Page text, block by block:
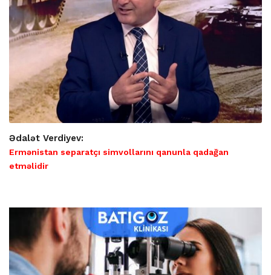
Ədalət Verdiyev:
Ermənistan separatçı simvollarını qanunla qadağan
etməlidir